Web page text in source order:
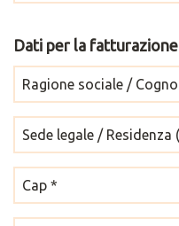
Dati per la fatturazione